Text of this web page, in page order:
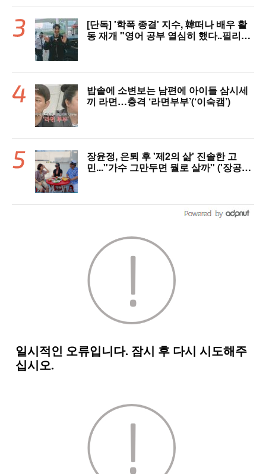
[단독] '학폭 종결' 지수, 韓떠나 배우 활
동 재개 "영어 공부 열심히 했다..필리핀
밥솥에 소변보는 남편에 아이들 삼시세
끼 라면…충격 ‘라면부부’(‘이숙캠’)
장윤정, 은퇴 후 '제2의 삶' 진솔한 고
민..."가수 그만두면 뭘로 살까" ('장공장